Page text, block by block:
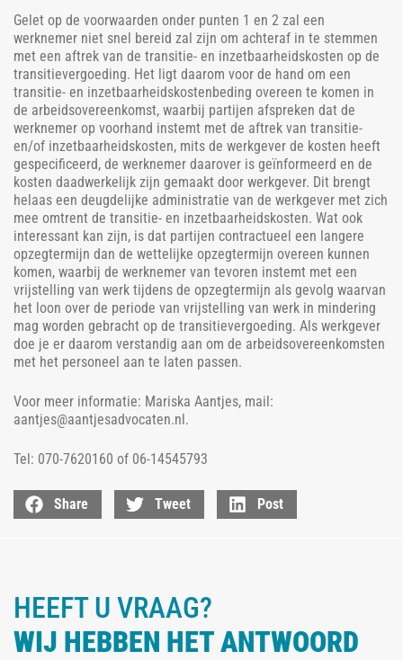
Gelet op de voorwaarden onder punten 1 en 2 zal een
werknemer niet snel bereid zal zijn om achteraf in te stemmen
met een aftrek van de transitie- en inzetbaarheidskosten op de
transitievergoeding. Het ligt daarom voor de hand om een
transitie- en inzetbaarheidskostenbeding overeen te komen in
de arbeidsovereenkomst, waarbij partijen afspreken dat de
werknemer op voorhand instemt met de aftrek van transitie-
en/of inzetbaarheidskosten, mits de werkgever de kosten heeft
gespecificeerd, de werknemer daarover is geïnformeerd en de
kosten daadwerkelijk zijn gemaakt door werkgever. Dit brengt
helaas een deugdelijke administratie van de werkgever met zich
mee omtrent de transitie- en inzetbaarheidskosten. Wat ook
interessant kan zijn, is dat partijen contractueel een langere
opzegtermijn dan de wettelijke opzegtermijn overeen kunnen
komen, waarbij de werknemer van tevoren instemt met een
vrijstelling van werk tijdens de opzegtermijn als gevolg waarvan
het loon over de periode van vrijstelling van werk in mindering
mag worden gebracht op de transitievergoeding. Als werkgever
doe je er daarom verstandig aan om de arbeidsovereenkomsten
met het personeel aan te laten passen.
Voor meer informatie: Mariska Aantjes, mail:
aantjes@aantjesadvocaten.nl.
Tel: 070-7620160 of 06-14545793
Share Tweet Post
HEEFT U VRAAG?
WIJ HEBBEN HET ANTWOORD